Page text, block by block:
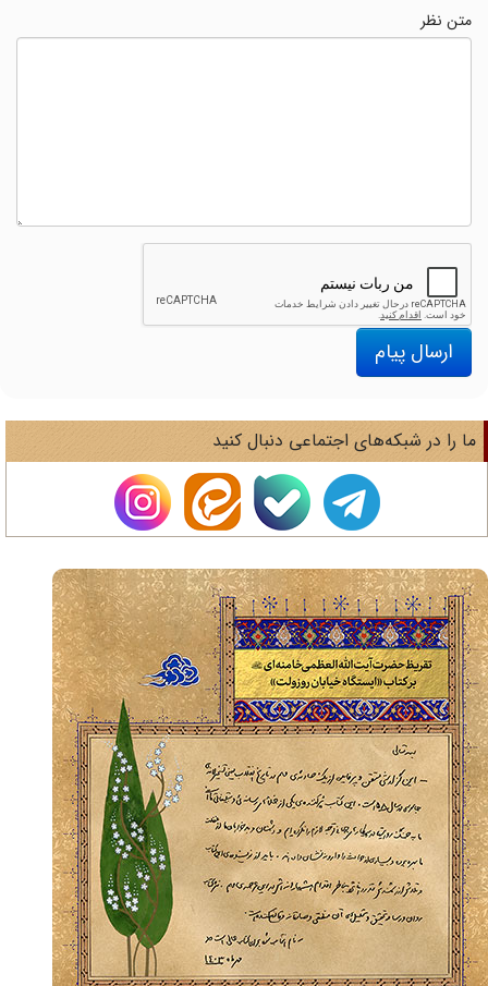
متن نظر
ارسال پیام
را در شبکه‌های اجتماعی دنبال کنید